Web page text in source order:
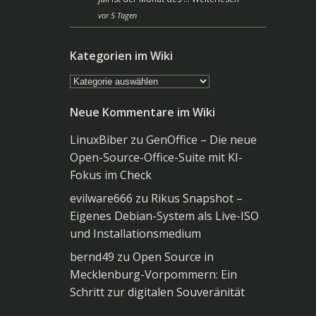
vor 5 Tagen
Kategorien im Wiki
Kategorien
Wiki
Neue Kommentare im Wiki
LinuxBiber zu GenOffice – Die neue
Open-Source-Office-Suite mit KI-
Fokus im Check
evilware666 zu Rikus Snapshot –
Eigenes Debian-System als Live-ISO
und Installationsmedium
bernd49 zu Open Source in
Mecklenburg-Vorpommern: Ein
Schritt zur digitalen Souveränität